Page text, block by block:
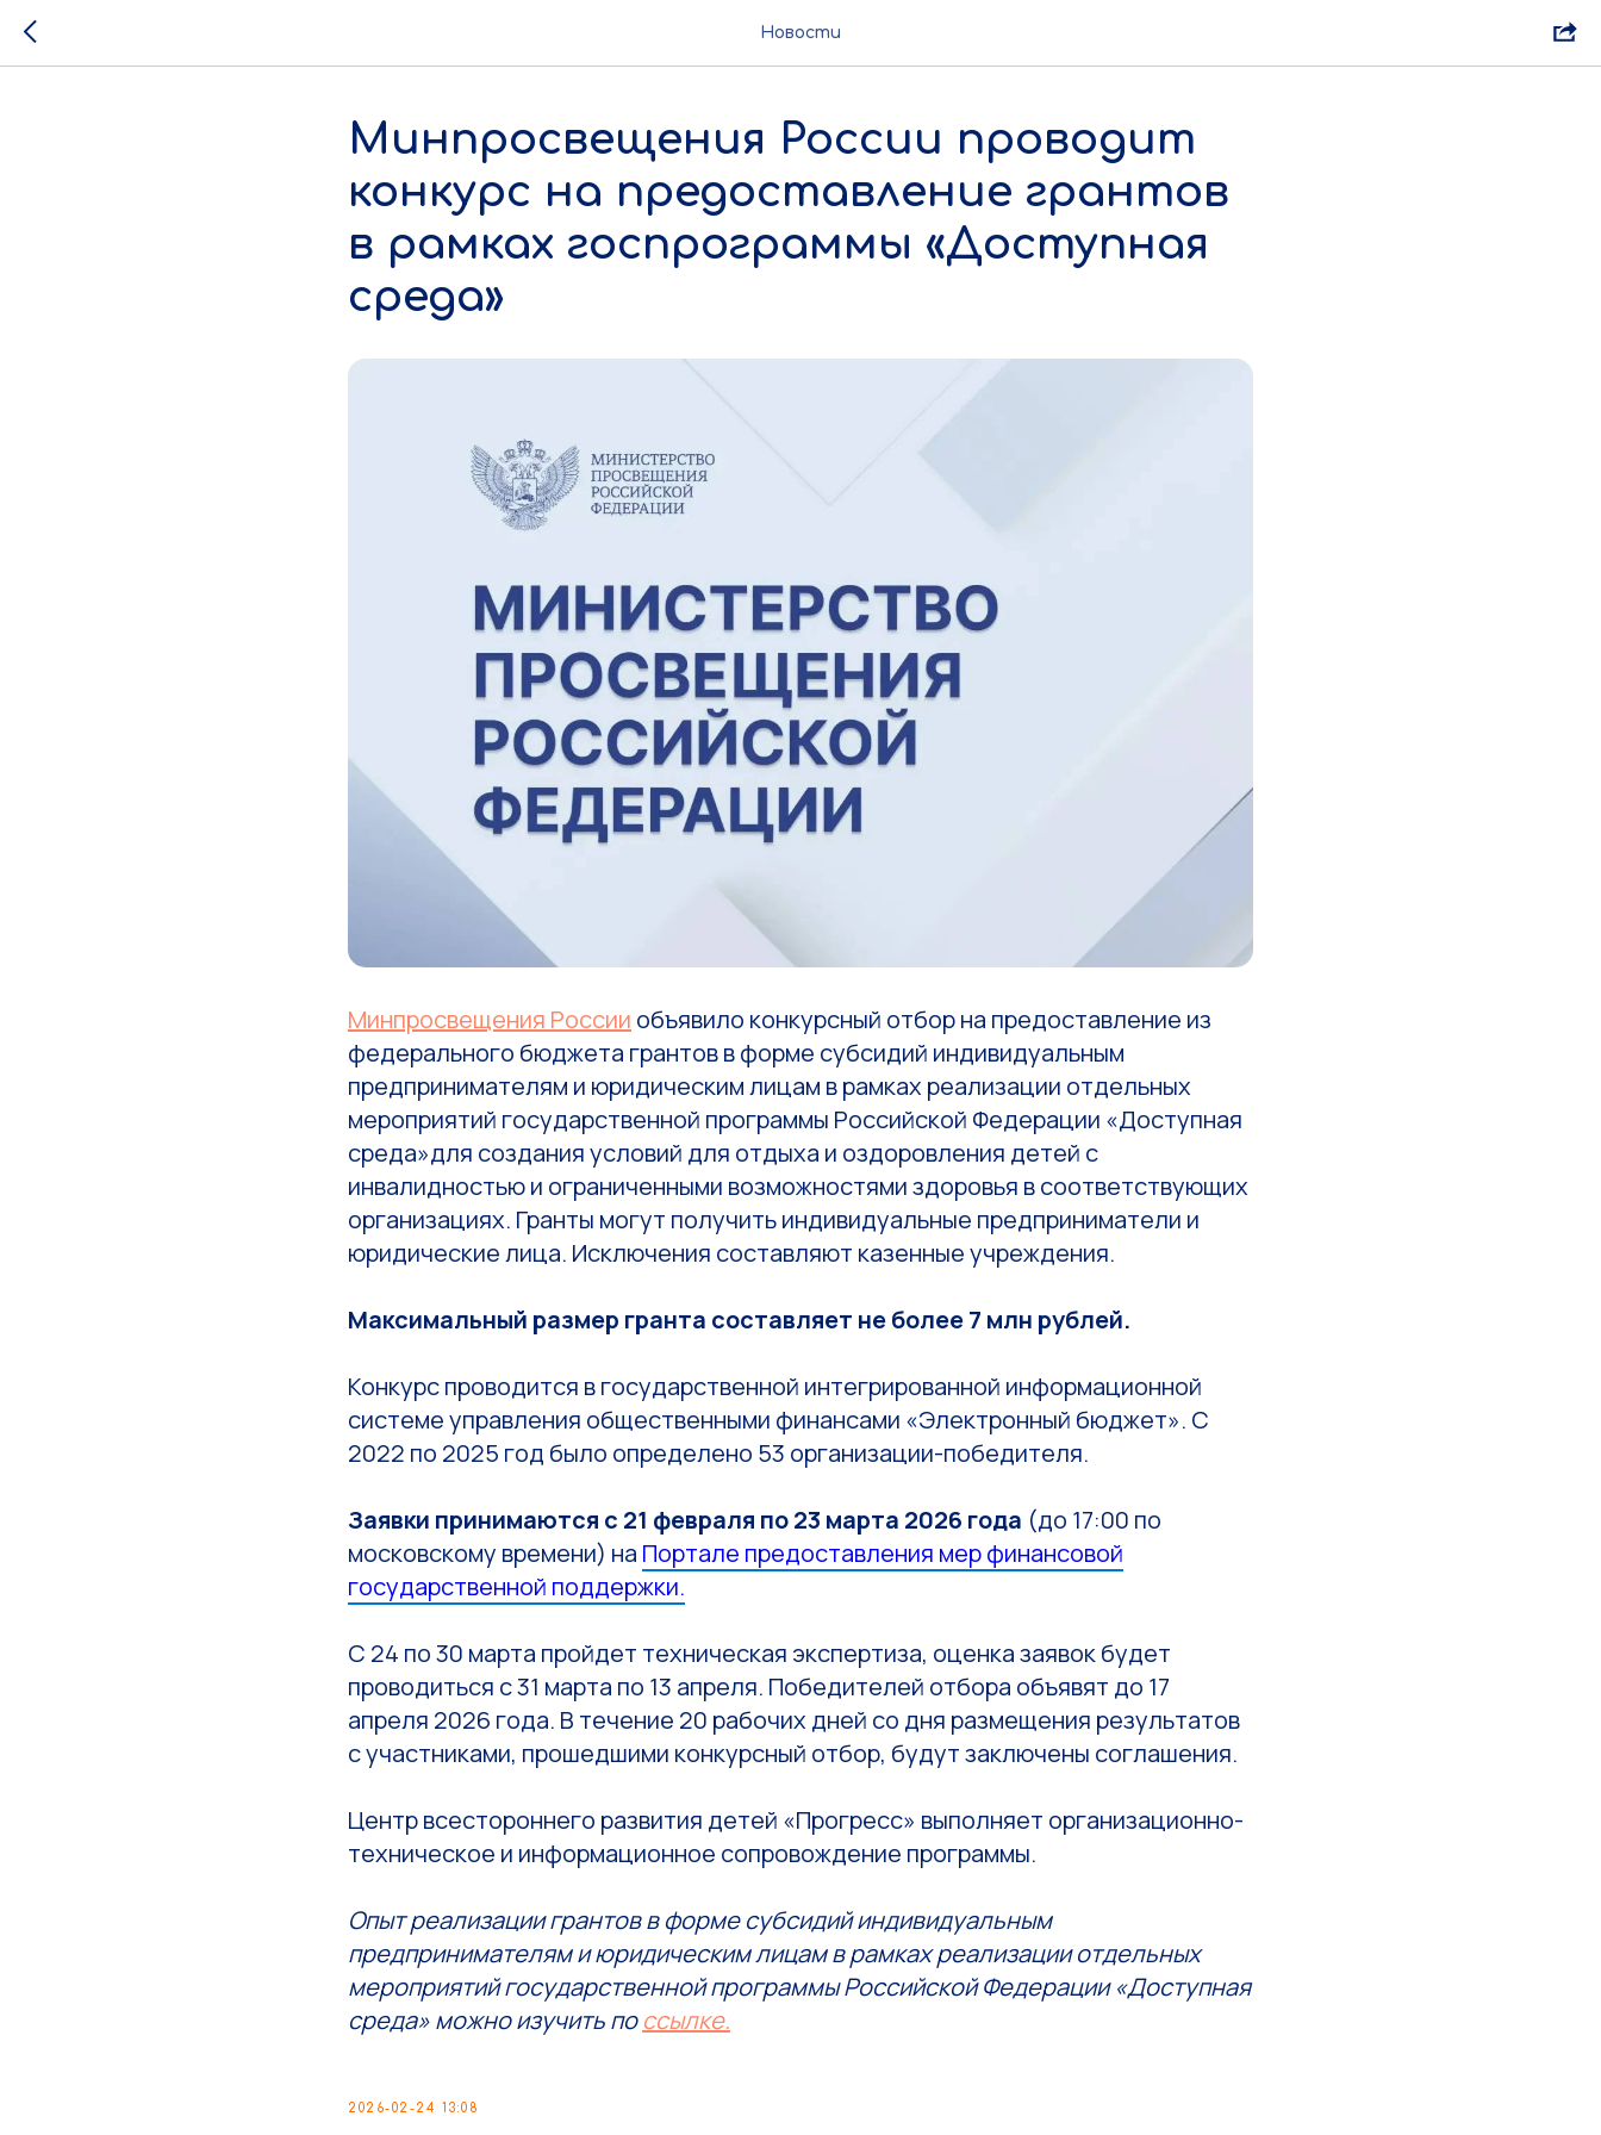
Новости
Минпросвещения России проводит
конкурс на предоставление грантов
в рамках госпрограммы «Доступная
среда»
Минпросвещения России объявило конкурсный отбор на предоставление из
федерального бюджета грантов в форме субсидий индивидуальным
предпринимателям и юридическим лицам в рамках реализации отдельных
мероприятий государственной программы Российской Федерации «Доступная
среда»для создания условий для отдыха и оздоровления детей с
инвалидностью и ограниченными возможностями здоровья в соответствующих
организациях. Гранты могут получить индивидуальные предприниматели и
юридические лица. Исключения составляют казенные учреждения.
Максимальный размер гранта составляет не более 7 млн рублей.
Конкурс проводится в государственной интегрированной информационной
системе управления общественными финансами «Электронный бюджет». С
2022 по 2025 год было определено 53 организации-победителя.
Заявки принимаются с 21 февраля по 23 марта 2026 года (до 17:00 по
московскому времени) на Портале предоставления мер финансовой
государственной поддержки.
С 24 по 30 марта пройдет техническая экспертиза, оценка заявок будет
проводиться с 31 марта по 13 апреля. Победителей отбора объявят до 17
апреля 2026 года. В течение 20 рабочих дней со дня размещения результатов
с участниками, прошедшими конкурсный отбор, будут заключены соглашения.
Центр всестороннего развития детей «Прогресс» выполняет организационно-
техническое и информационное сопровождение программы.
Опыт реализации грантов в форме субсидий индивидуальным
предпринимателям и юридическим лицам в рамках реализации отдельных
мероприятий государственной программы Российской Федерации «Доступная
среда» можно изучить поссылке.
2026-02-24 13:08